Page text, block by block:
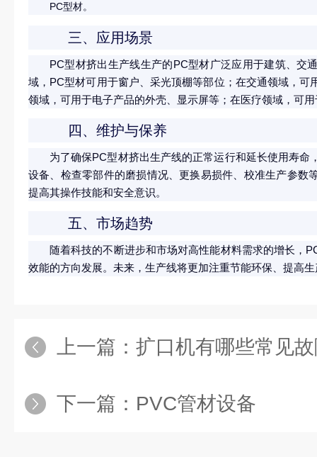
PC型材。
三、应用场景
PC型材挤出生产线生产的PC型材广泛应用于建筑、交
域，PC型材可用于窗户、采光顶棚等部位；在交通领域，可
领域，可用于电子产品的外壳、显示屏等；在医疗领域，可
四、维护与保养
为了确保PC型材挤出生产线的正常运行和延长使用寿命
设备、检查零部件的磨损情况、更换易损件、校准生产参数
提高其操作技能和安全意识。
五、市场趋势
随着科技的不断进步和市场对高性能材料需求的增长，
效能的方向发展。未来，生产线将更加注重节能环保、提高
上一篇： 扩口机有哪些常见
下一篇： PVC管材设备